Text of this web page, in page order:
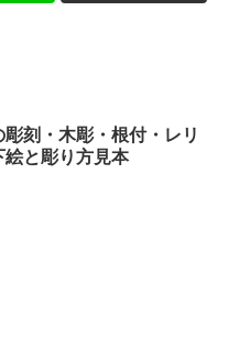
彫刻・木彫・根付・レリ
絵と彫り方見本